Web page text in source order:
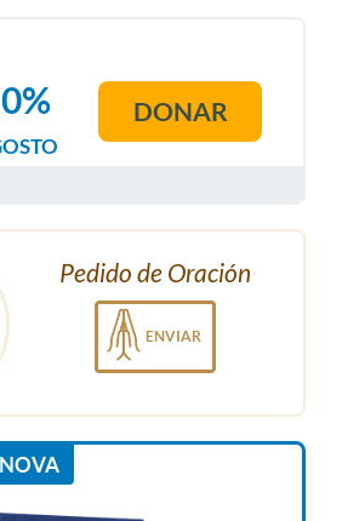
DONAR
Pedido de Oración
ENVIAR